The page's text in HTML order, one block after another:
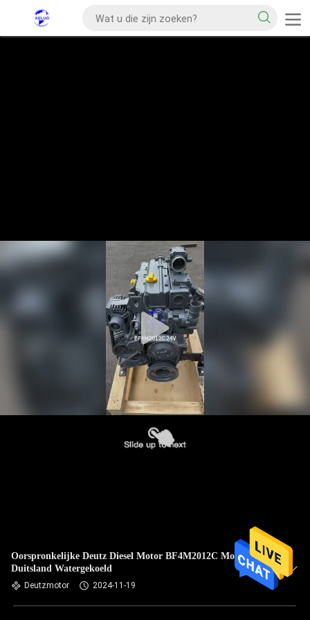
Oorspronkelijke Deutz Diesel Motor BF4M2012C Motor
Duitsland Watergekoeld
Deutzmotor 2024-11-19